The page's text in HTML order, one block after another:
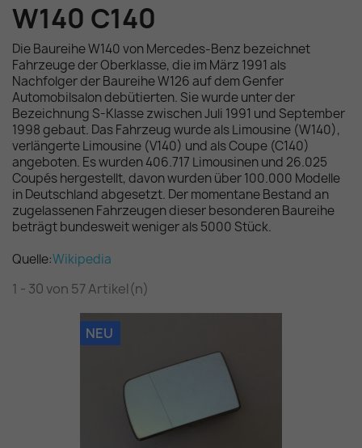
W140 C140
Die Baureihe W140 von Mercedes-Benz bezeichnet
Fahrzeuge der Oberklasse, die im März 1991 als
Nachfolger der Baureihe W126 auf dem Genfer
Automobilsalon debütierten. Sie wurde unter der
Bezeichnung S-Klasse zwischen Juli 1991 und September
1998 gebaut. Das Fahrzeug wurde als Limousine (W140),
verlängerte Limousine (V140) und als Coupe (C140)
angeboten. Es wurden 406.717 Limousinen und 26.025
Coupés hergestellt, davon wurden über 100.000 Modelle
in Deutschland abgesetzt. Der momentane Bestand an
zugelassenen Fahrzeugen dieser besonderen Baureihe
beträgt bundesweit weniger als 5000 Stück.
Quelle:Wikipedia
1 - 30 von 57 Artikel(n)
NEU